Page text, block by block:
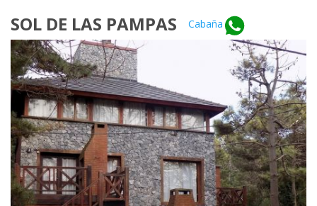
SOL DE LAS PAMPAS Cabaña